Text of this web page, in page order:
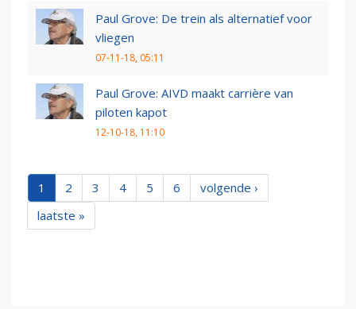
Paul Grove: De trein als alternatief voor
vliegen
07-11-18, 05:11
Paul Grove: AIVD maakt carrière van
piloten kapot
12-10-18, 11:10
1 2 3 4 5 6
volgende ›
laatste »